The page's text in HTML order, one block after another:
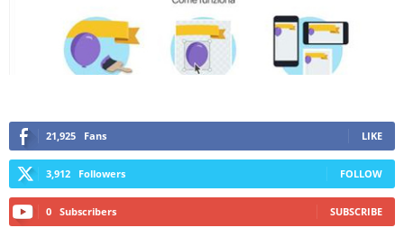
21,925 Fans LIKE
3,912 Followers FOLLOW
0 Subscribers SUBSCRIBE